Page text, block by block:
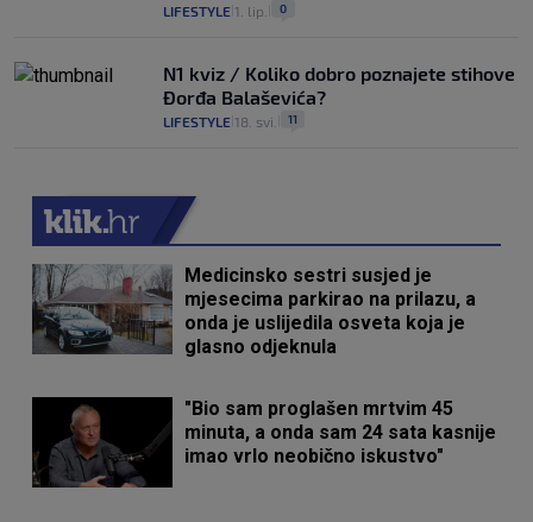
LIFESTYLE 1. lip. 0
N1 kviz / Koliko dobro poznajete stihove
Đorđa Balaševića?
LIFESTYLE 18. svi. 11
Medicinsko sestri susjed je
mjesecima parkirao na prilazu, a
onda je uslijedila osveta koja je
glasno odjeknula
"Bio sam proglašen mrtvim 45
minuta, a onda sam 24 sata kasnije
imao vrlo neobično iskustvo"